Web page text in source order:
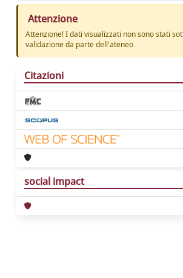
Attenzione
Attenzione! I dati visualizzati non sono stati
validazione da parte dell'ateneo
Citazioni
social impact